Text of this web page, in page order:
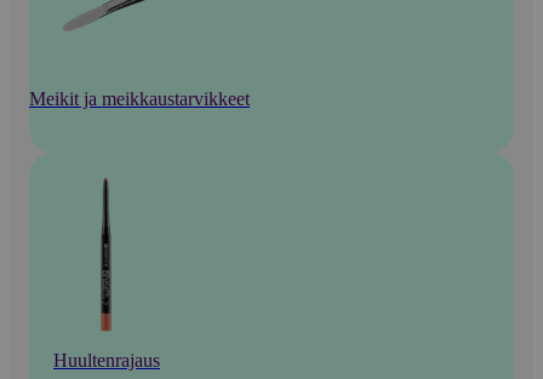
Meikit ja meikkaustarvikkeet
Huultenrajaus